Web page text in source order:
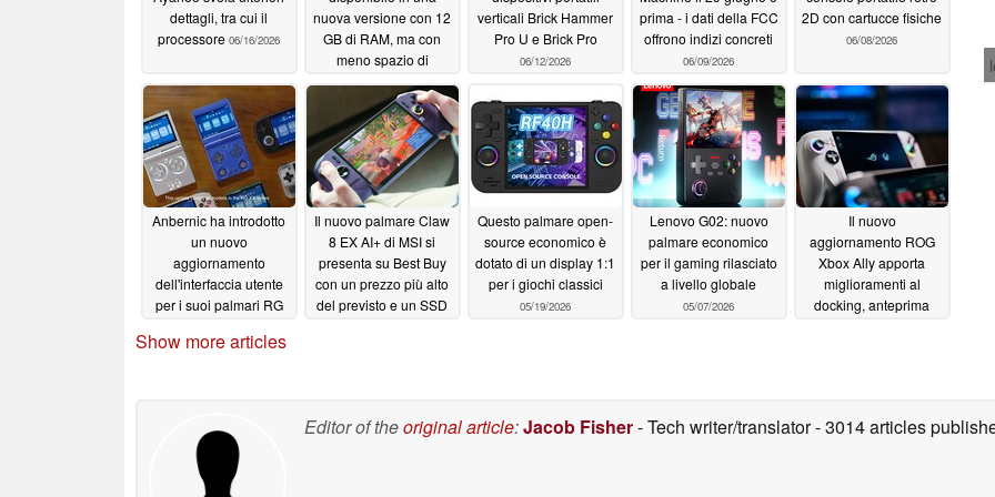
dettagli, tra cui il
processore 06/16/2026
nuova versione con 12
GB di RAM, ma con
meno spazio di
06/13/2026
verticali Brick Hammer
Pro U e Brick Pro
06/12/2026
prima - i dati della FCC
offrono indizi concreti
06/09/2026
2D con cartucce fisiche
06/08/2026
Anbernic ha introdotto
un nuovo
aggiornamento
dell'interfaccia utente
per i suoi palmari RG
Il nuovo palmare Claw
8 EX AI+ di MSI si
presenta su Best Buy
con un prezzo più alto
del previsto e un SSD
Questo palmare open-
source economico è
dotato di un display 1:1
per i giochi classici
05/19/2026
Lenovo G02: nuovo
palmare economico
per il gaming rilasciato
a livello globale
05/07/2026
Il nuovo
aggiornamento ROG
Xbox Ally apporta
miglioramenti al
docking, anteprima
Show more articles
Editor of theoriginal article:Jacob Fisher- Tech writer/translator- 3014 articles